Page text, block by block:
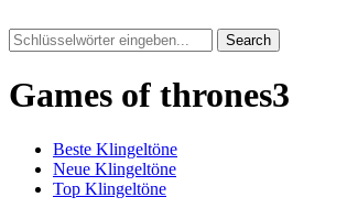
Search
Games of thrones3
Beste Klingeltöne
Neue Klingeltöne
Top Klingeltöne